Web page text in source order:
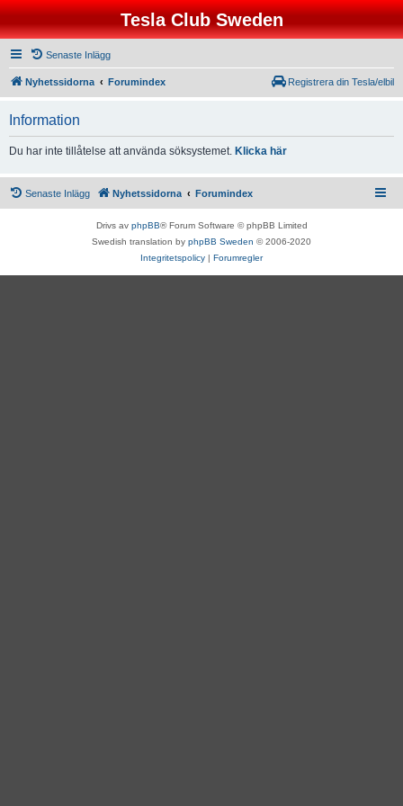
Tesla Club Sweden
Senaste Inlägg
Nyhetssidorna Forumindex Registrera din Tesla/elbil
Information
Du har inte tillåtelse att använda söksystemet. Klicka här
Senaste Inlägg Nyhetssidorna Forumindex
Drivs av phpBB® Forum Software © phpBB Limited
Swedish translation by phpBB Sweden © 2006-2020
Integritetspolicy | Forumregler